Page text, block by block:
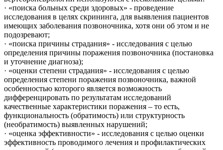
· «поиска больных среди здоровых» - проведение
исследования в целях скрининга, для выявления пациентов
имеющих заболевания позвоночника, хотя они об этом и не
подозревают;
· «поиска причины страдания» - исследования с целью
определения причины поражения позвоночника (постановка
и уточнение диагноза);
· «оценки степени страдания» - исследования с целью
определения степени поражения позвоночника, важной
особенностью которого является возможность
дифференцировать по результатам исследований
качественные характеристики поражения – то есть,
функциональность (обратимость) или структурность
(необратимость) выявленных нарушений;
· «оценка эффективности» - исследования с целью оценки
эффективность проводимого лечения и профилактических